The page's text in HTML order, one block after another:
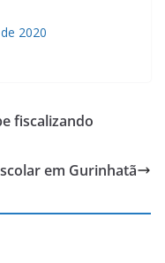
2020
fiscalizando
em Gurinhatã